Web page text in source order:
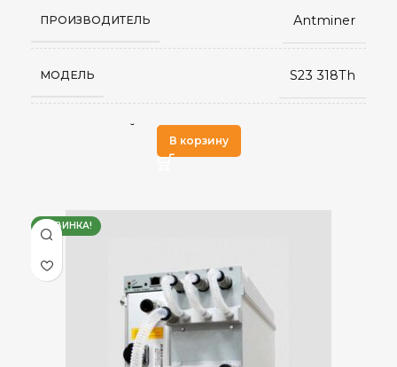
ПРОИЗВОДИТЕЛЬ Antminer
МОДЕЛЬ S23 318Th
АЛГОРИТМ МАЙНИНГА
ДОБЫВАЕМЫЕ МОНЕТЫ
В корзину
НОВИНКА!